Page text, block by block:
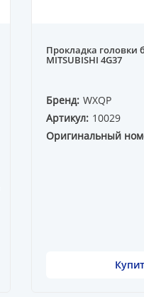
Прокладка головки
MITSUBISHI 4G37
Бренд: WXQP
Артикул: 10029
Оригинальный